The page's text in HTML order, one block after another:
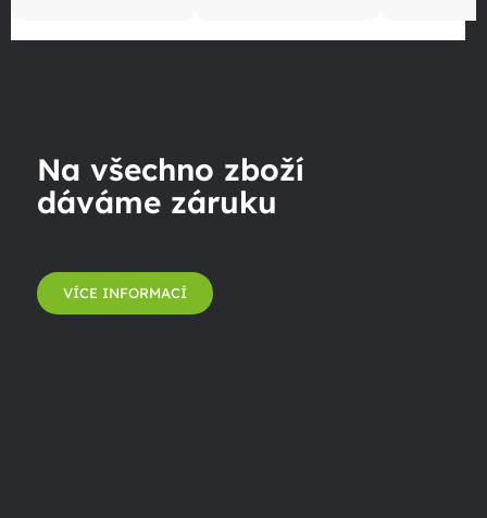
Na všechno zboží
dáváme záruku
VÍCE INFORMACÍ